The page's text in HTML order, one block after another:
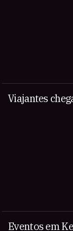
Viajantes
Eventos em